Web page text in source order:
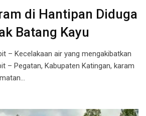
di Hantipan Diduga
Batang Kayu
– Kecelakaan air yang mengakibatkan
– Pegatan, Kabupaten Katingan, karam